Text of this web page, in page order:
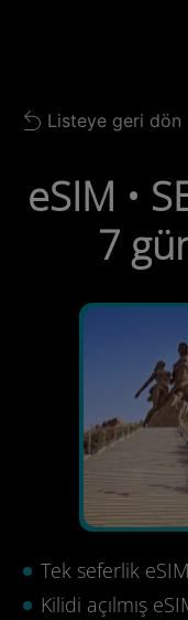
Gezinme
Back to list
Listeye geri dön
eSIM •
7
Tek seferlik
Kilidi açılmış